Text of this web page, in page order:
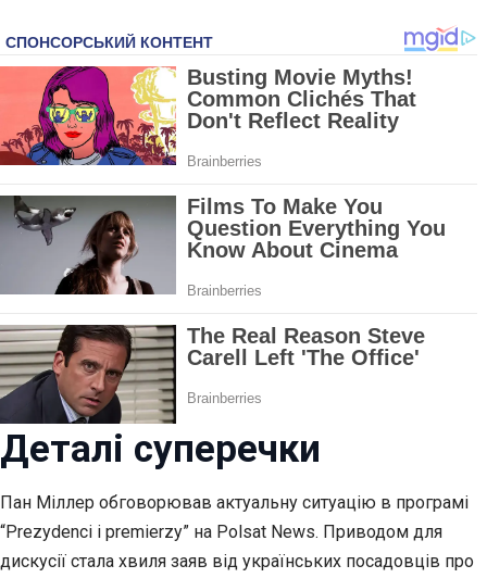
Деталі суперечки
Пан Міллер обговорював актуальну ситуацію в програмі
“Prezydenci i premierzy” на Polsat News. Приводом для
дискусії стала хвиля заяв від українських посадовців про